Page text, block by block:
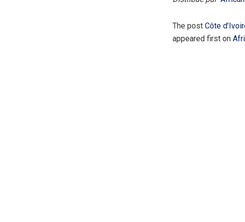
The post Côte
appeared first on